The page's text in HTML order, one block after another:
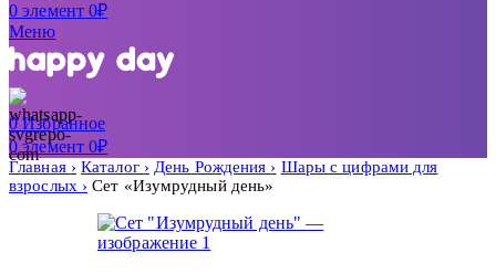
0элемент 0₽
Меню
0Избранное
0элемент 0₽
Главная Каталог День Рождения
Шары с цифрами для
взрослых
Сет «Изумрудный день»